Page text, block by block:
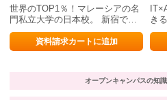
世界のTOP1％！マレーシアの名
門私立大学の日本校。 新宿でフ
ァンデーションコースが受講でき
ます。資料請求カートに追加
き
位
オープンキャンパスの知